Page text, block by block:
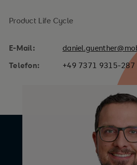
Product Life Cycle
E-Mail:
Telefon:
+49 7371 9315-287